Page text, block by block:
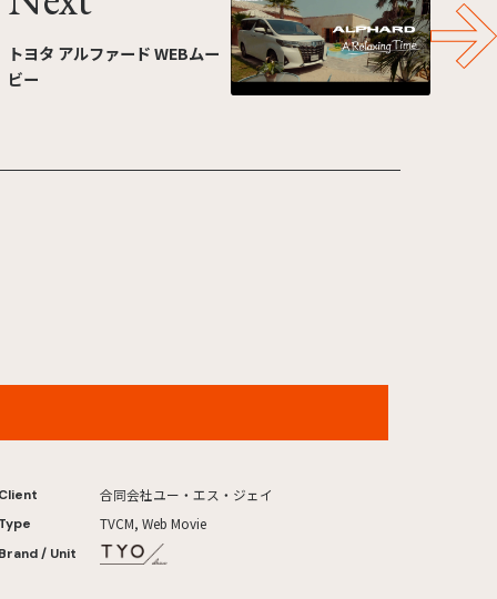
トヨタ アルファード WEBムー
ビー
合同会社ユー・エス・ジェイ
TVCM, Web Movie
/ Unit